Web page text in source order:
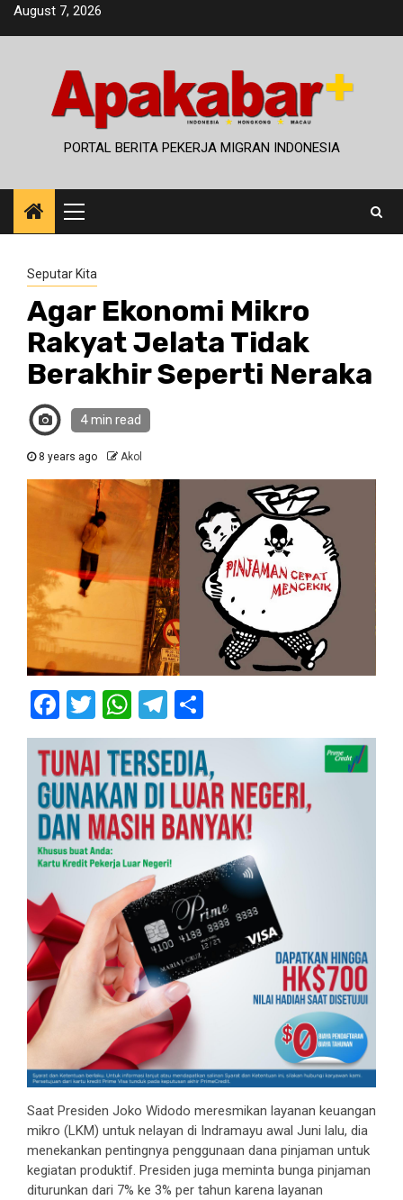
SkipAugust 7, 2026
PORTAL BERITA PEKERJA MIGRAN INDONESIA
Primary
Menu
Seputar Kita
Agar Ekonomi Mikro
Rakyat Jelata Tidak
Berakhir Seperti Neraka
4 min read
8 years ago Akol
Facebook
Twitter
WhatsApp
Telegram
Saat Presiden Joko Widodo meresmikan layanan keuangan
mikro (LKM) untuk nelayan di Indramayu awal Juni lalu, dia
menekankan pentingnya penggunaan dana pinjaman untuk
kegiatan produktif. Presiden juga meminta bunga pinjaman
diturunkan dari 7% ke 3% per tahun karena layanan